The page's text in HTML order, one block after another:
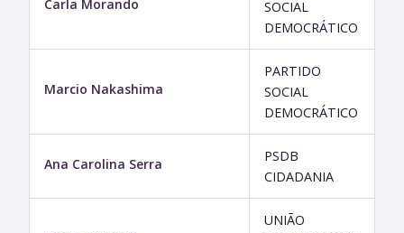
Carla Morando
SOCIAL
DEMOCRÁTICO
Marcio Nakashima
PARTIDO
SOCIAL
DEMOCRÁTICO
Ana Carolina Serra
PSDB
CIDADANIA
UNIÃO